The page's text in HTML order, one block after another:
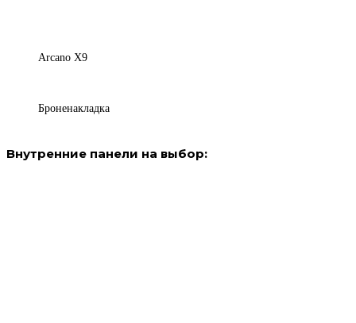
Arcano X9
Броненакладка
Внутренние панели на выбор: